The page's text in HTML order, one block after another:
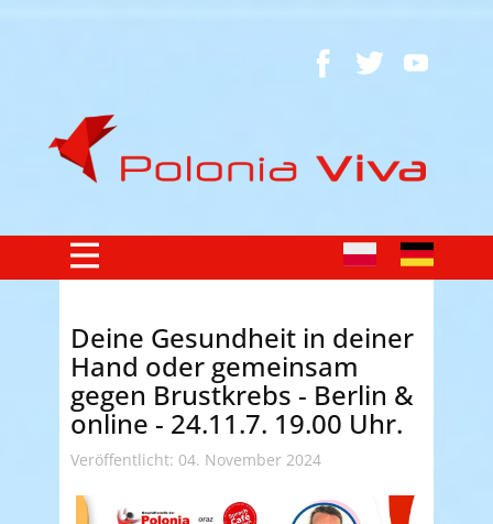
Deine Gesundheit in deiner
Hand oder gemeinsam
gegen Brustkrebs - Berlin &
online - 24.11.7. 19.00 Uhr.
Veröffentlicht: 04. November 2024